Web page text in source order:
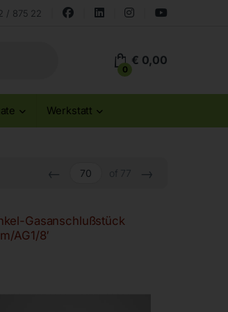
/ 875 22
0
€ 0,00
Werkstatt
← of 77 →
Gasanschlußstück
AG1/8′
wird der Dialog geschlossen. Seine Funktionalität ist